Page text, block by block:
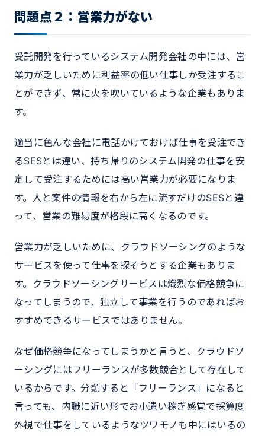
問題点２：営業力がない
受託開発を行っているシステム開発会社の中には、営
業力が乏しいために利益率の低い仕事しか受注するこ
とができず、常に火を吹いているような企業もありま
す。
適当に色んな会社に電話かけておけば仕事を受注でき
るSESとは違い、持ち帰りのシステム開発の仕事を安
定して受注するためには高い営業力が必要になりま
す。人と案件の情報を右から左に流すだけのSESと違
って、営業の難易度が格段に高くなるのです。
営業力が乏しいために、クラウドソーシングのような
サービスを使って仕事を探そうとする企業もありま
す。クラウドソーシングサービスは熾烈な価格競争に
なってしまうので、独立して事業を行うのであればお
すすめできるサービスではありません。
なぜ価格競争になってしまうかと言うと、クラウドソ
ーシングにはフリーランスが多数競合として存在して
いるからです。分類すると「フリーランス」になると
言っても、内職に近い形でお小遣い稼ぎ感覚で採算度
外視で仕事をしているようなツワモノも中にはいるの